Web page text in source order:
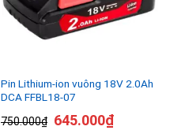
Pin Lithium-ion vuông 18V 2.0Ah
DCA FFBL18-07
750.000₫ 645.000₫